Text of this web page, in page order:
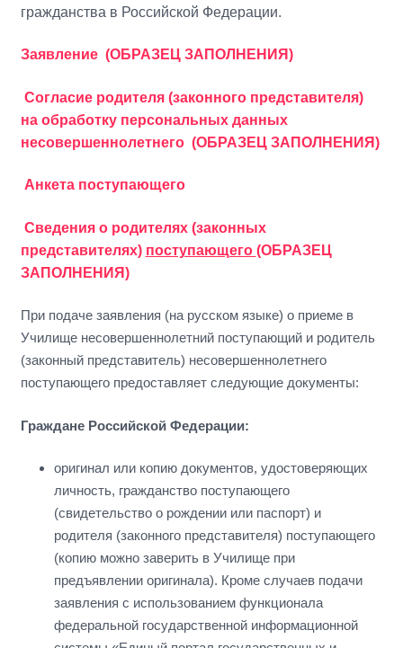
гражданства в Российской Федерации.
Заявление (ОБРАЗЕЦ ЗАПОЛНЕНИЯ)
Согласие родителя (законного представителя)
на обработку персональных данных
несовершеннолетнего (ОБРАЗЕЦ ЗАПОЛНЕНИЯ)
Анкета поступающего
Сведения о родителях (законных
представителях) поступающего (ОБРАЗЕЦ
ЗАПОЛНЕНИЯ)
При подаче заявления (на русском языке) о приеме в
Училище несовершеннолетний поступающий и родитель
(законный представитель) несовершеннолетнего
поступающего предоставляет следующие документы:
Граждане Российской Федерации:
оригинал или копию документов, удостоверяющих
личность, гражданство поступающего
(свидетельство о рождении или паспорт) и
родителя (законного представителя) поступающего
(копию можно заверить в Училище при
предъявлении оригинала). Кроме случаев подачи
заявления с использованием функционала
федеральной государственной информационной